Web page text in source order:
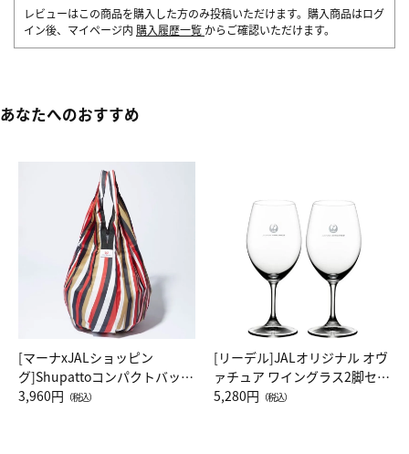
レビューはこの商品を購入した方のみ投稿いただけます。購入商品はログ
イン後、マイページ内 購入履歴一覧 からご確認いただけます。
あなたへのおすすめ
[マーナxJALショッピン
グ]Shupattoコンパクトバッグ
Drop JAL客室乗務員（LC）ス
3,960円 （税込）
[リーデル]JALオリジナル オヴ
ァチュア ワイングラス2脚セッ
ト（レッドワイン）
5,280円 （税込）